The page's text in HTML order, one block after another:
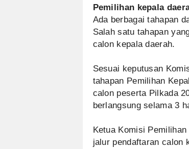
Pemilihan kepala
Ada berbagai tahapan
Salah satu tahapan
calon kepala daerah.
Sesuai keputusan
tahapan Pemilihan
calon peserta Pilkada
berlangsung selama 3
Ketua Komisi
jalur pendaftaran calon